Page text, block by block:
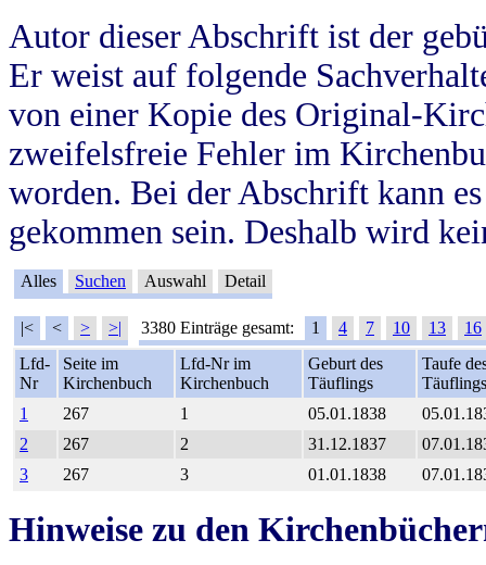
Autor dieser Abschrift ist der
Er weist auf folgende
von einer Kopie des Original-
zweifelsfreie Fehler im
worden. Bei der Abschrift kann
gekommen sein. Deshalb wird
Alles Suchen Auswahl Detail
|< < > >| 3380 Einträge gesamt: 1 4 7 10 13
16
Lfd-
Nr
Seite im
Kirchenbuch
Lfd-Nr im
Kirchenbuch
Geburt des
Täuflings
Taufe
Täuflings
1
267 1 05.01.1838
2
267 2 31.12.1837
3
267 3 01.01.1838
Hinweise zu den